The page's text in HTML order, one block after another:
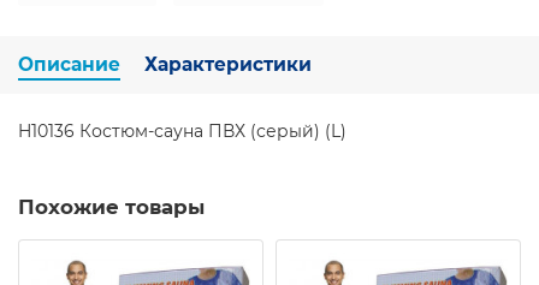
Описание Характеристики
H10136 Костюм-сауна ПВХ (серый) (L)
Похожие товары